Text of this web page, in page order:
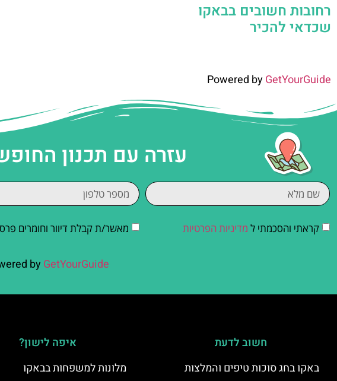
רחובות חשובים בבאקו
שכדאי להכיר
Powered byGetYourGuide
עזרה עם תכנון
קראתי והסכמתי ל מדיניות הפרטיות מאשר/ת קבלת דיוור וחומרים
by GetYourGuide
חשוב לדעת
באקו בחג סוכות טיפים והמלצות
איפה לישון?
מלונות למשפחות בבאקו